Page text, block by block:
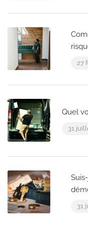
27
Quel
31
31